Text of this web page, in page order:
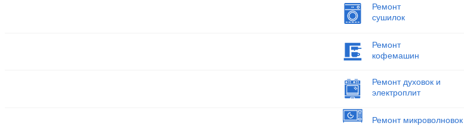
Ремонт
сушилок
Ремонт
кофемашин
Ремонт духовок и
электроплит
Ремонт микроволновок